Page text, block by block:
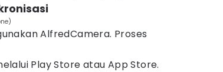
AlfredCamera. Proses
Play Store atau App Store.